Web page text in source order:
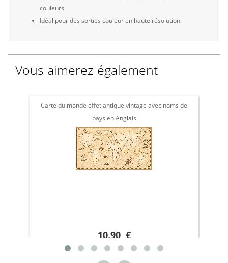
couleurs.
Idéal pour des sorties couleur en haute résolution.
Vous aimerez également
Carte du monde effet antique vintage avec noms de
pays en Anglais
10.90 €